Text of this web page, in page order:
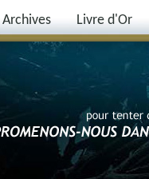
Archives Livre d'Or